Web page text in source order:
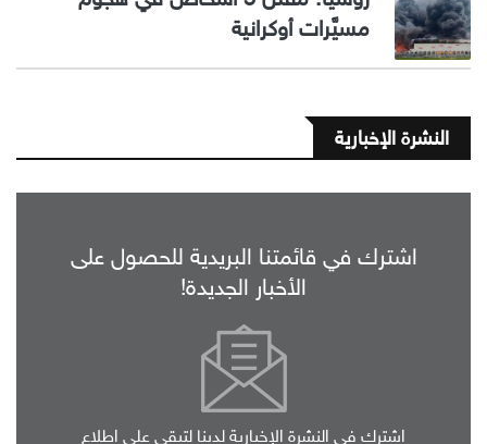
مسيَّرات أوكرانية
النشرة الإخبارية
اشترك في قائمتنا البريدية للحصول على
الأخبار الجديدة!
اشترك في النشرة الإخبارية لدينا لتبقى على اطلاع